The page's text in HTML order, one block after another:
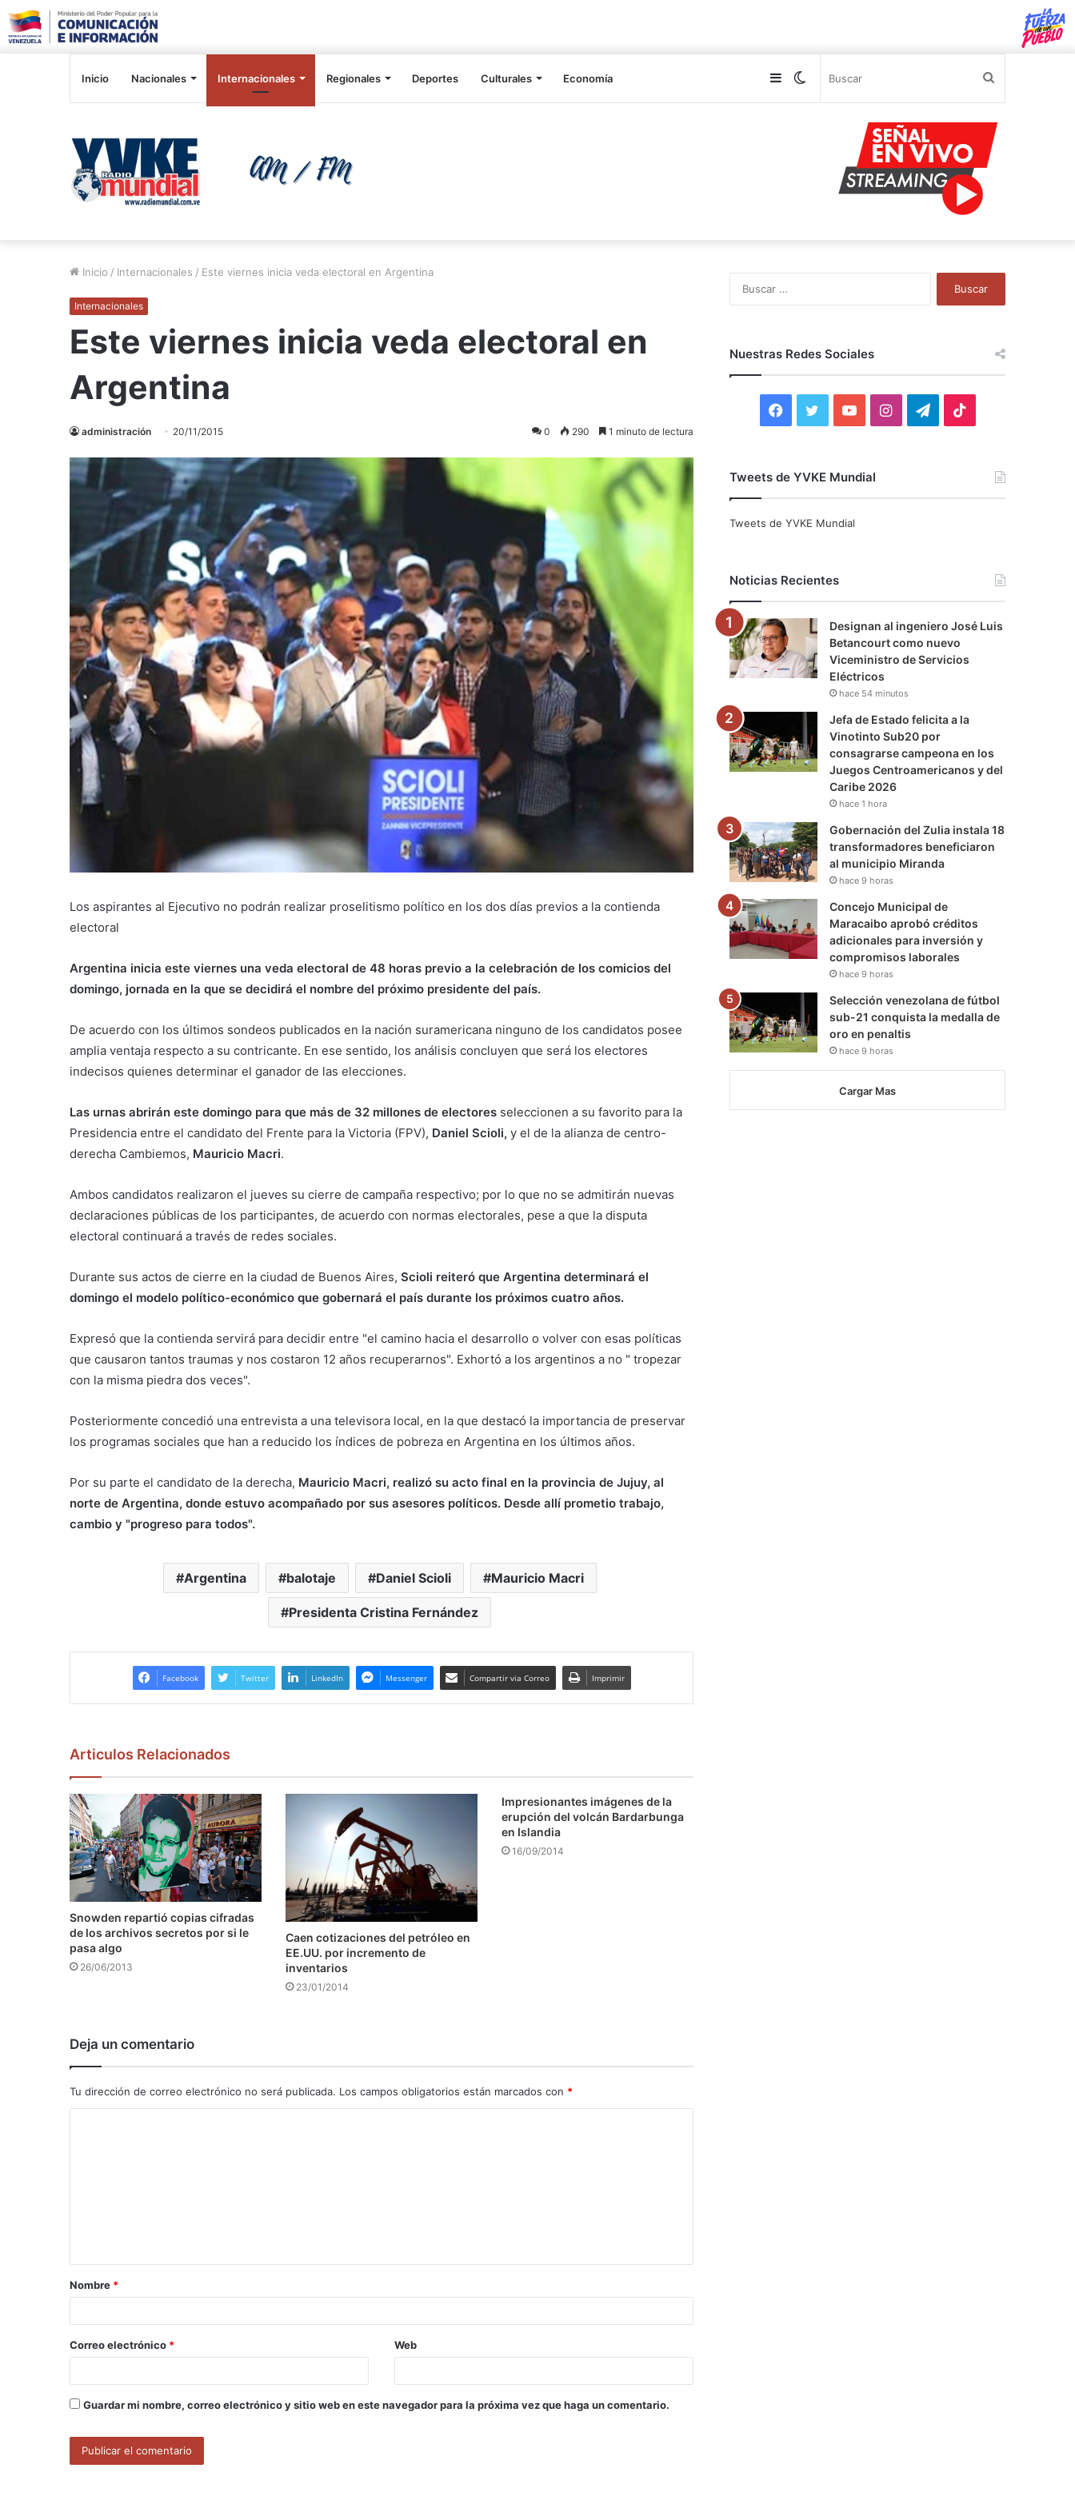
Inicio Nacionales Internacionales Regionales Deportes Culturales Economía Switch
Sidebar
Inicio / Internacionales / Este viernes inicia veda electoral en Argentina
Internacionales
Este viernes inicia veda electoral en
Argentina
administración 20/11/2015 0 290 1 minuto de lectura
Los aspirantes al Ejecutivo no podrán realizar proselitismo político en los dos días previos a la contienda
electoral
Argentina inicia este viernes una veda electoral de 48 horas previo a la celebración de los comicios del
domingo, jornada en la que se decidirá el nombre del próximo presidente del país.
De acuerdo con los últimos sondeos publicados en la nación suramericana ninguno de los candidatos posee
amplia ventaja respecto a su contricante. En ese sentido, los análisis concluyen que será los electores
indecisos quienes determinar el ganador de las elecciones.
Las urnas abrirán este domingo para que más de 32 millones de electores seleccionen a su favorito para la
Presidencia entre el candidato del Frente para la Victoria (FPV), Daniel Scioli, y el de la alianza de centro-
derecha Cambiemos, Mauricio Macri.
Ambos candidatos realizaron el jueves su cierre de campaña respectivo; por lo que no se admitirán nuevas
declaraciones públicas de los participantes, de acuerdo con normas electorales, pese a que la disputa
electoral continuará a través de redes sociales.
Durante sus actos de cierre en la ciudad de Buenos Aires, Scioli reiteró que Argentina determinará el
domingo el modelo político-económico que gobernará el país durante los próximos cuatro años.
Expresó que la contienda servirá para decidir entre "el camino hacia el desarrollo o volver con esas políticas
que causaron tantos traumas y nos costaron 12 años recuperarnos". Exhortó a los argentinos a no " tropezar
con la misma piedra dos veces".
Posteriormente concedió una entrevista a una televisora local, en la que destacó la importancia de preservar
los programas sociales que han a reducido los índices de pobreza en Argentina en los últimos años.
Por su parte el candidato de la derecha, Mauricio Macri, realizó su acto final en la provincia de Jujuy, al
norte de Argentina, donde estuvo acompañado por sus asesores políticos. Desde allí prometio trabajo,
cambio y "progreso para todos".
Argentina balotaje Daniel Scioli Mauricio Macri
Presidenta Cristina Fernández
Facebook Twitter LinkedIn Messenger Compartir via Correo Imprimir
Articulos Relacionados
Snowden repartió copias cifradas
de los archivos secretos por si le
pasa algo
26/06/2013
Caen cotizaciones del petróleo en
EE.UU. por incremento de
inventarios
23/01/2014
Impresionantes imágenes de la
erupción del volcán Bardarbunga
en Islandia
16/09/2014
Deja un comentario
Tu dirección de correo electrónico no será publicada. Los campos obligatorios están marcados con *
a
r
*
Nombre *
Correo electrónico * Web
Guardar mi nombre, correo electrónico y sitio web en este navegador para la próxima vez que haga un comentario.
Nuestras Redes Sociales
F
c
o
k
i
r
Y
u
e
I
r
a
m
T
a
m
Tweets de YVKE Mundial
Tweets de YVKE Mundial
Noticias Recientes
Designan al ingeniero José Luis
Betancourt como nuevo
Viceministro de Servicios
Eléctricos
hace 54 minutos
Jefa de Estado felicita a la
Vinotinto Sub20 por
consagrarse campeona en los
Juegos Centroamericanos y del
Caribe 2026
hace 1 hora
Gobernación del Zulia instala 18
transformadores beneficiaron
al municipio Miranda
hace 9 horas
Concejo Municipal de
Maracaibo aprobó créditos
adicionales para inversión y
compromisos laborales
hace 9 horas
Selección venezolana de fútbol
sub-21 conquista la medalla de
oro en penaltis
hace 9 horas
Cargar Mas